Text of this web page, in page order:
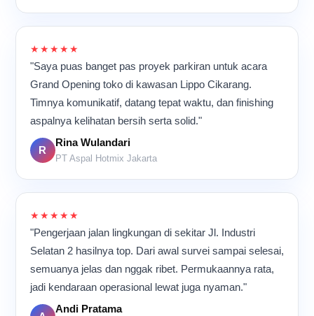
★★★★★
"Saya puas banget pas proyek parkiran untuk acara
Grand Opening toko di kawasan Lippo Cikarang.
Timnya komunikatif, datang tepat waktu, dan finishing
aspalnya kelihatan bersih serta solid."
R
Rina Wulandari
PT Aspal Hotmix Jakarta
★★★★★
"Pengerjaan jalan lingkungan di sekitar Jl. Industri
Selatan 2 hasilnya top. Dari awal survei sampai selesai,
semuanya jelas dan nggak ribet. Permukaannya rata,
jadi kendaraan operasional lewat juga nyaman."
Andi Pratama